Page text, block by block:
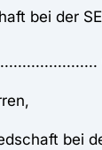
bei der
bei